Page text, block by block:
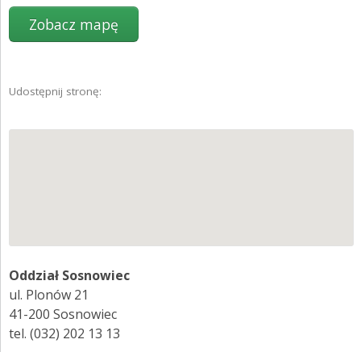
Udostępnij stronę:
Oddział Sosnowiec
ul. Plonów 21
41-200 Sosnowiec
tel. (032) 202 13 13